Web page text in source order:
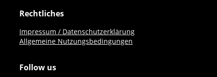
Rechtliches
Impressum / Datenschutzerklärung
Allgemeine Nutzungsbedingungen
Follow us